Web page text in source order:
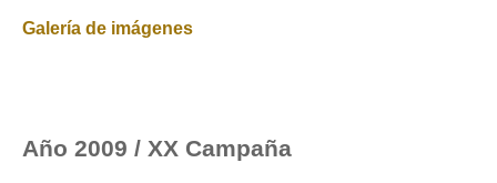
Galería de imágenes
Año 2009 / XX Campaña